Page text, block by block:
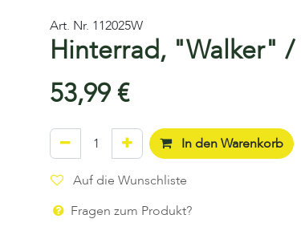
Art. Nr. 112025W
Hinterrad, "Walker" /
53,99€
In den Warenkorb
Auf die Wunschliste
Fragen zum Produkt?